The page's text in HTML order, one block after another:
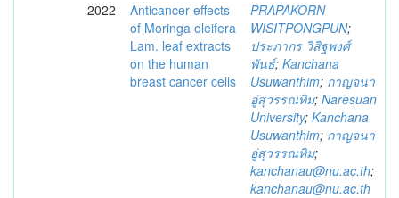
2022
Anticancer effects
of Moringa oleifera
Lam. leaf extracts
on the human
breast cancer cells
PRAPAKORN
WISITPONGPUN;
ประภากร วิสิฐพงศ์
พันธ์; Kanchana
Usuwanthim; กาญจนา
อู่สุวรรณทิม; Naresuan
University; Kanchana
Usuwanthim; กาญจนา
อู่สุวรรณทิม;
kanchanau@nu.ac.th;
kanchanau@nu.ac.th